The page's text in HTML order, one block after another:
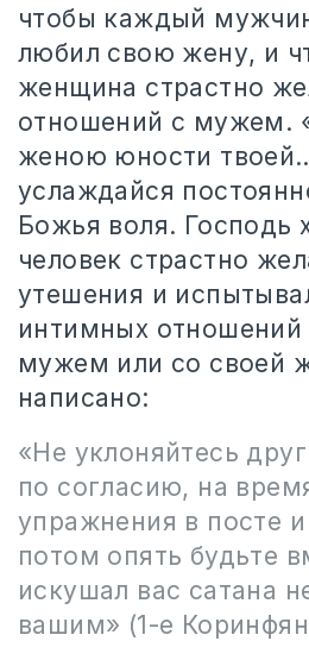
чтобы каждый
любил свою жену, и
женщина страстно
отношений с мужем.
женою юности
услаждайся
Божья воля. Господь
человек страстно
утешения и
интимных отношений
мужем или со своей
написано:
«Не уклоняйтесь
по согласию, на
упражнения в посте
потом опять будьте
искушал вас сатана
вашим» (1-е